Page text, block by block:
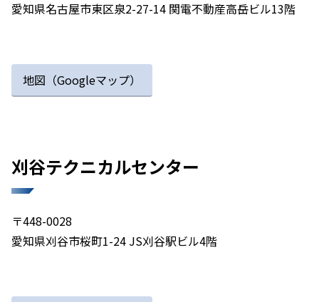
愛知県名古屋市東区泉2-27-14 関電不動産高岳ビル13階
地図（Googleマップ）
刈谷テクニカルセンター​
〒448-0028
愛知県刈谷市桜町1-24 JS刈谷駅ビル4階